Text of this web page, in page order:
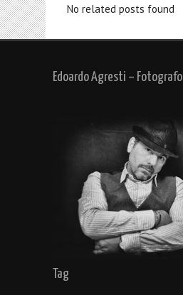
No related posts found
Edoardo Agresti – Fotografo
Tag